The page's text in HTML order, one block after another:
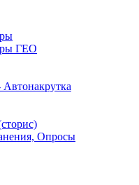
ГЕО
Опросы